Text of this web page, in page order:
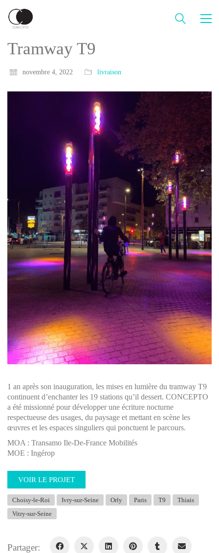
Tramway T9
novembre 4, 2022 livraison
1 an après son inauguration, les mises en lumière du tramway T9
continuent d’enchanter les 19 stations qu’il dessert. CONCEPTO
a été missionné pour développer une écriture nocturne
respectueuse des usages, du paysage et mettant en scène les
œuvres et les espaces singuliers qui ponctuent le parcours.
MOA : Transamo Ile-De-France Mobilités
MOE : Ingérop
VOIR LE PROJET
Choisy-le-Roi Ivry-sur-Seine Orly Paris T9
Thiais
Vitry-sur-Seine
Partager: